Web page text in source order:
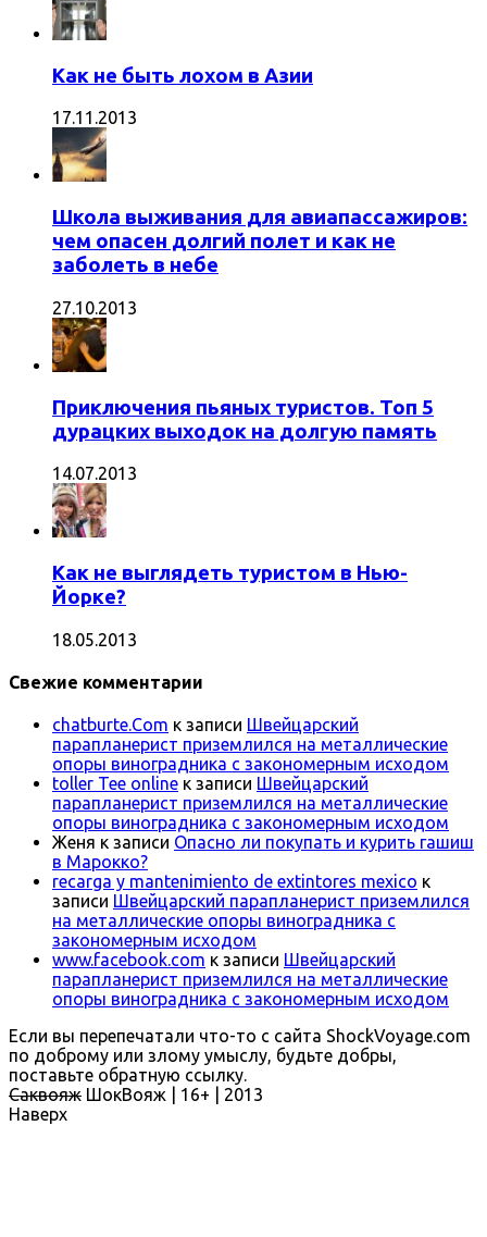
Как не быть лохом в Азии
17.11.2013
Школа выживания для авиапассажиров:
чем опасен долгий полет и как не
заболеть в небе
27.10.2013
Приключения пьяных туристов. Топ 5
дурацких выходок на долгую память
14.07.2013
Как не выглядеть туристом в Нью-
Йорке?
18.05.2013
Свежие комментарии
chatburte.Com к записи Швейцарский
парапланерист приземлился на металлические
опоры виноградника с закономерным исходом
toller Tee online к записи Швейцарский
парапланерист приземлился на металлические
опоры виноградника с закономерным исходом
Женя к записи Опасно ли покупать и курить гашиш
в Марокко?
recarga y mantenimiento de extintores mexico к
записи Швейцарский парапланерист приземлился
на металлические опоры виноградника с
закономерным исходом
www.facebook.com к записи Швейцарский
парапланерист приземлился на металлические
опоры виноградника с закономерным исходом
Если вы перепечатали что-то с сайта ShockVoyage.com
по доброму или злому умыслу, будьте добры,
поставьте обратную ссылку.
Саквояж ШокВояж | 16+ | 2013
Наверх